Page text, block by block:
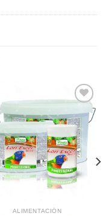
Añadir
a la
lista de
deseos
ALIMENTACIÓN